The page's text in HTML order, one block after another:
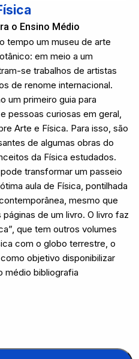
o Ensino Médio
tempo um museu de arte
em meio a um
se trabalhos de artistas
de renome internacional.
um primeiro guia para
pessoas curiosas em geral,
Arte e Física. Para isso, são
de algumas obras do
da Física estudados.
transformar um passeio
aula de Física, pontilhada
mesmo que
de um livro. O livro faz
que tem outros volumes
com o globo terrestre, o
objetivo disponibilizar
médio bibliografia